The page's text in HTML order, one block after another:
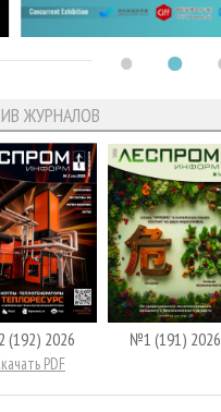
ЖУРНАЛОВ
(192) 2026
PDF
№1 (191) 2026